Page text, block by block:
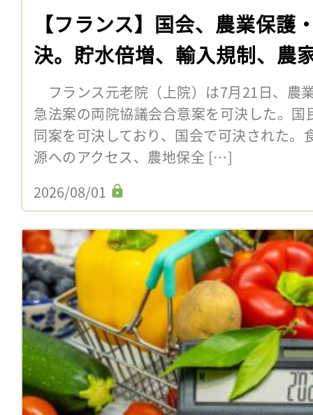
【フランス】国会、農業保護
決。貯水倍増、輸入規制、農
フランス元老院（上院）は7月21日、農
急法案の両院協議会合意案を可決した。
同案を可決しており、国会で可決された。
源へのアクセス、農地保全 […]
2026/08/01